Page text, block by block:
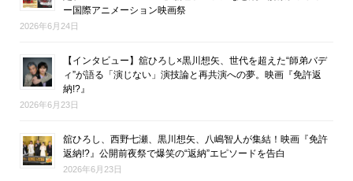
ー国際アニメーション映画祭
2026年6月24日
【インタビュー】舘ひろし×黒川想矢、世代を超えた“師弟バデ
ィ”が語る「演じない」演技論と再共演への夢。映画『免許返
納!?』
2026年6月23日
舘ひろし、西野七瀬、黒川想矢、八嶋智人が集結！映画『免許
返納!?』公開前夜祭で爆笑の“返納”エピソードを告白
2026年6月23日